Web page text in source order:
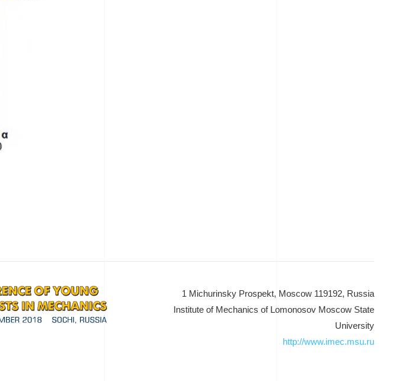
1 Michurinsky Prospekt, Moscow 119192, Russia
Institute of Mechanics of Lomonosov Moscow State
University
http://www.imec.msu.ru